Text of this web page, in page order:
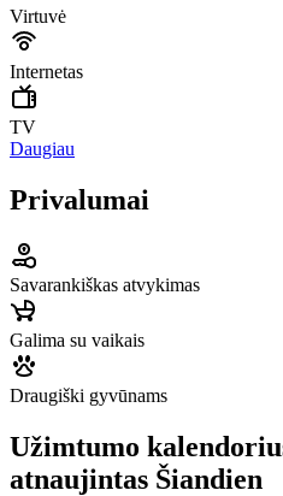
Virtuvė
Internetas
TV
Daugiau
Privalumai
Savarankiškas atvykimas
Galima su vaikais
Draugiški gyvūnams
Užimtumo
atnaujintas Šiandien